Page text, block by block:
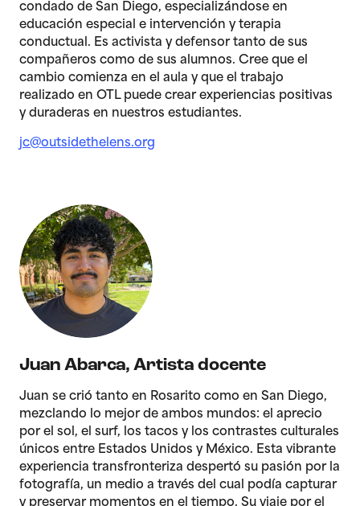
condado de San Diego, especializándose en
educación especial e intervención y terapia
conductual. Es activista y defensor tanto de sus
compañeros como de sus alumnos. Cree que el
cambio comienza en el aula y que el trabajo
realizado en OTL puede crear experiencias positivas
y duraderas en nuestros estudiantes.
jc@outsidethelens.org
Juan Abarca, Artista docente
Juan se crió tanto en Rosarito como en San Diego,
mezclando lo mejor de ambos mundos: el aprecio
por el sol, el surf, los tacos y los contrastes culturales
únicos entre Estados Unidos y México. Esta vibrante
experiencia transfronteriza despertó su pasión por la
fotografía, un medio a través del cual podía capturar
y preservar momentos en el tiempo. Su viaje por el